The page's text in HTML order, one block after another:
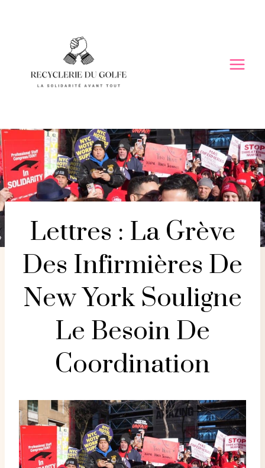
Lettres : La Grève
Des Infirmières De
New York Souligne
Le Besoin De
Coordination